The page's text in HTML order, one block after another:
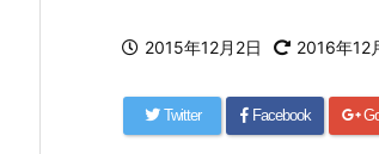
2015年12月2日 2016年12
Twitter Facebook